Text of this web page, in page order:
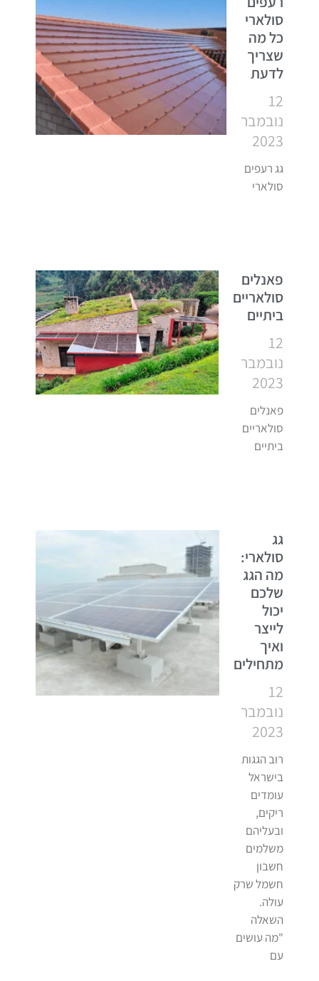
סולארי
כל מה
שצריך
לדעת
12
נובמבר
2023
גג רעפים
סולארי
פאנלים
סולאריים
ביתיים
12
נובמבר
2023
פאנלים
סולאריים
ביתיים
גג
סולארי:
מה הגג
שלכם
יכול
לייצר
ואיך
מתחילים
12
נובמבר
2023
רוב הגגות
בישראל
עומדים
ריקים,
ובעליהם
משלמים
חשבון
חשמל שרק
עולה.
השאלה
"מה עושים
עם